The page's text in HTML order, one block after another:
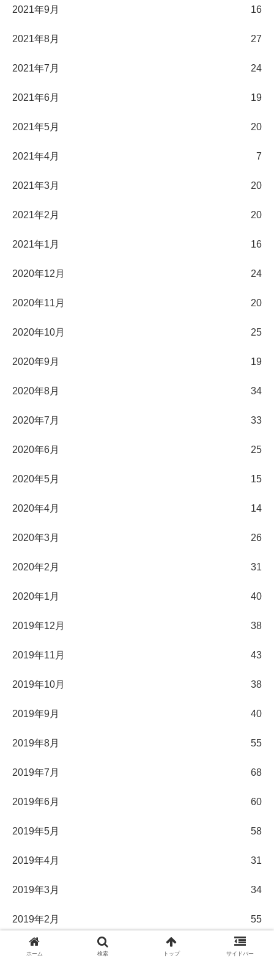
2021年9月 16
2021年8月 27
2021年7月 24
2021年6月 19
2021年5月 20
2021年4月 7
2021年3月 20
2021年2月 20
2021年1月 16
2020年12月 24
2020年11月 20
2020年10月 25
2020年9月 19
2020年8月 34
2020年7月 33
2020年6月 25
2020年5月 15
2020年4月 14
2020年3月 26
2020年2月 31
2020年1月 40
2019年12月 38
2019年11月 43
2019年10月 38
2019年9月 40
2019年8月 55
2019年7月 68
2019年6月 60
2019年5月 58
2019年4月 31
2019年3月 34
2019年2月 55
2019年1月
ホーム 検索 トップ サイドバー